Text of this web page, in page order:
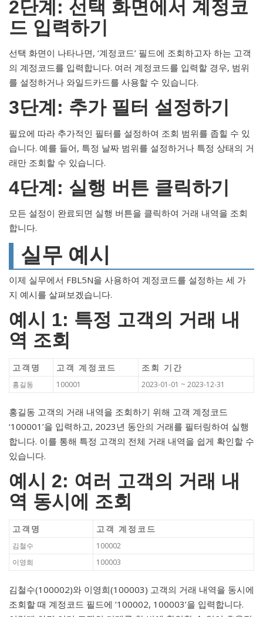
2단계: 선택 화면에서 계정코
드 입력하기
선택 화면이 나타나면, ‘계정코드’ 필드에 조회하고자 하는 고객
의 계정코드를 입력합니다. 여러 계정코드를 입력할 경우, 범위
를 설정하거나 와일드카드를 사용할 수 있습니다.
3단계: 추가 필터 설정하기
필요에 따라 추가적인 필터를 설정하여 조회 범위를 좁힐 수 있
습니다. 예를 들어, 특정 날짜 범위를 설정하거나 특정 상태의 거
래만 조회할 수 있습니다.
4단계: 실행 버튼 클릭하기
모든 설정이 완료되면 실행 버튼을 클릭하여 거래 내역을 조회
합니다.
실무 예시
이제 실무에서 FBL5N을 사용하여 계정코드를 설정하는 세 가
지 예시를 살펴보겠습니다.
예시 1: 특정 고객의 거래 내
역 조회
고객명 고객 계정코드 조회 기간
홍길동 100001 2023-01-01 ~ 2023-12-31
홍길동 고객의 거래 내역을 조회하기 위해 고객 계정코드
‘100001’을 입력하고, 2023년 동안의 거래를 필터링하여 실행
합니다. 이를 통해 특정 고객의 전체 거래 내역을 쉽게 확인할 수
있습니다.
예시 2: 여러 고객의 거래 내
역 동시에 조회
고객명 고객 계정코드
김철수
100002
이영희
100003
김철수(100002)와 이영희(100003) 고객의 거래 내역을 동시에
조회할 때 계정코드 필드에 ‘100002, 100003’을 입력합니다.